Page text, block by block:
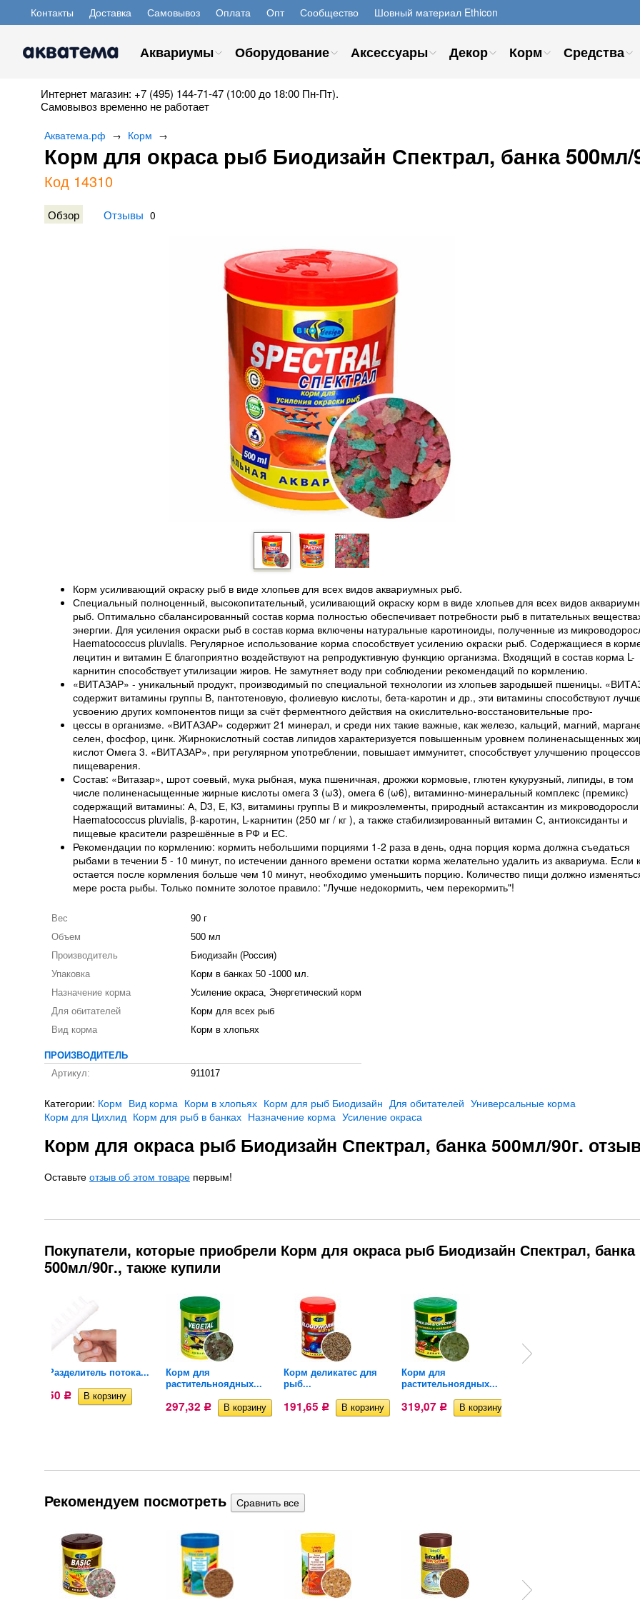
Контакты Доставка Самовывоз Оплата Опт Сообщество Шовный материал Ethicon
Аквариумы Оборудование Аксессуары Декор Корм Средства
Интернет магазин: +7 (495) 144-71-47 (10:00 до 18:00 Пн-Пт).
Самовывоз временно не работает
Акватема.рф → Корм →
Корм для окраса рыб Биодизайн Спектрал, банка 500мл/
Код 14310
Обзор Отзывы 0
Корм усиливающий окраску рыб в виде хлопьев для всех видов аквариумных рыб.
Специальный полноценный, высокопитательный, усиливающий окраску корм в виде хлопьев для всех видов
рыб. Оптимально сбалансированный состав корма полностью обеспечивает потребности рыб в питательных
энергии. Для усиления окраски рыб в состав корма включены натуральные каротиноиды, полученные из
Haematococcus pluvialis. Регулярное использование корма способствует усилению окраски рыб. Содержащиеся в
лецитин и витамин Е благоприятно воздействуют на репродуктивную функцию организма. Входящий в состав корма L-
карнитин способствует утилизации жиров. Не замутняет воду при соблюдении рекомендаций по кормлению.
«ВИТАЗАР» - уникальный продукт, производимый по специальной технологии из хлопьев зародышей пшеницы.
содержит витамины группы В, пантотеновую, фолиевую кислоты, бета-каротин и др., эти витамины способствуют
усвоению других компонентов пищи за счёт ферментного действия на окислительно-восстановительные про-
цессы в организме. «ВИТАЗАР» содержит 21 минерал, и среди них такие важные, как железо, кальций, магний,
селен, фосфор, цинк. Жирнокислотный состав липидов характеризуется повышенным уровнем полиненасыщенных
кислот Омега 3. «ВИТАЗАР», при регулярном употреблении, повышает иммунитет, способствует улучшению процессов
пищеварения.
Состав: «Витазар», шрот соевый, мука рыбная, мука пшеничная, дрожжи кормовые, глютен кукурузный, липиды, в том
числе полиненасыщенные жирные кислоты омега 3 (ω3), омега 6 (ω6), витаминно-минеральный комплекс (премикс)
содержащий витамины: А, D3, Е, К3, витамины группы В и микроэлементы, природный астаксантин из микроводоросли
Haematococcus pluvialis, β-каротин, L-карнитин (250 мг / кг ), а также стабилизированный витамин С, антиоксиданты и
пищевые красители разрешённые в РФ и ЕС.
Рекомендации по кормлению: кормить небольшими порциями 1-2 раза в день, одна порция корма должна съедаться
рыбами в течении 5 - 10 минут, по истечении данного времени остатки корма желательно удалить из аквариума. Если
остается после кормления больше чем 10 минут, необходимо уменьшить порцию. Количество пищи должно
мере роста рыбы. Только помните золотое правило: "Лучше недокормить, чем перекормить"!
Вес
90 г
Объем
500 мл
Производитель
Биодизайн (Россия)
Упаковка
Корм в банках 50 -1000 мл.
Назначение корма
Усиление окраса, Энергетический корм
Для обитателей
Корм для всех рыб
Вид корма
Корм в хлопьях
ПРОИЗВОДИТЕЛЬ
Артикул:
911017
Категории: Корм Вид корма Корм в хлопьях Корм для рыб Биодизайн Для обитателей Универсальные корма
Корм для Цихлид Корм для рыб в банках Назначение корма Усиление окраса
Корм для окраса рыб Биодизайн Спектрал, банка 500мл/90г.
Оставьте отзыв об этом товаре первым!
Покупатели, которые приобрели Корм для окраса рыб Биодизайн Спектрал, банка
500мл/90г., также купили
Разделитель потока...
50 Р
Корм для
растительноядных...
297,32 Р
Корм деликатес для
рыб...
191,65 Р
Корм для
растительноядных...
319,07 Р
Рекомендуем посмотреть